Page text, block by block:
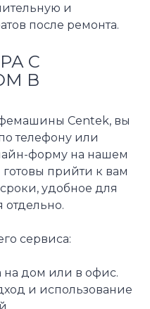
и
после ремонта.
С
В
Centek, вы
телефону или
форму на нашем
прийти к вам
удобное для
отдельно.
сервиса:
на дом или в офис.
и использование